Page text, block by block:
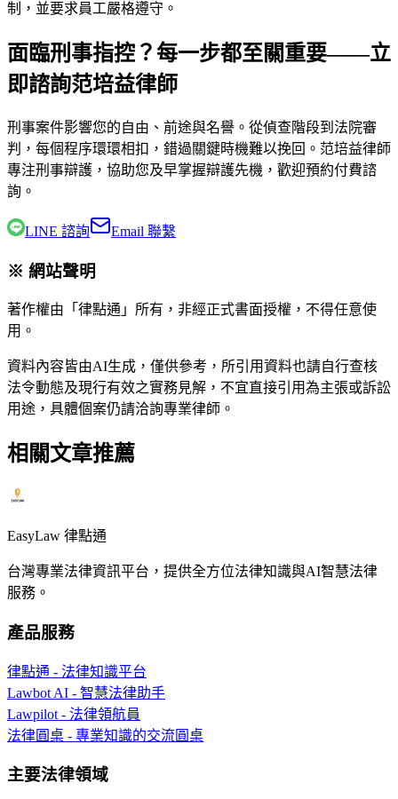
制，並要求員工嚴格遵守。
面臨刑事指控？每一步都至關重要——立
即諮詢范培益律師
刑事案件影響您的自由、前途與名譽。從偵查階段到法院審
判，每個程序環環相扣，錯過關鍵時機難以挽回。 范培益律師
專注刑事辯護，協助您及早掌握辯護先機，歡迎預約付費諮
詢。
LINE 諮詢 Email 聯繫
※ 網站聲明
著作權由「律點通」所有，非經正式書面授權，不得任意使
用。
資料內容皆由AI生成，僅供參考，所引用資料也請自行查核
法令動態及現行有效之實務見解，不宜直接引用為主張或訴訟
用途，具體個案仍請洽詢專業律師。
相關文章推薦
EasyLaw 律點通
台灣專業法律資訊平台，提供全方位法律知識與AI智慧法律
服務。
產品服務
律點通 - 法律知識平台
Lawbot AI - 智慧法律助手
Lawpilot - 法律領航員
法律圓桌 - 專業知識的交流圓桌
主要法律領域